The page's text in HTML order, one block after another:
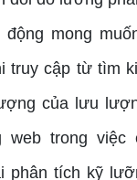
mong
truy cập từ tìm
của lưu
web trong việc
phân tích kỹ